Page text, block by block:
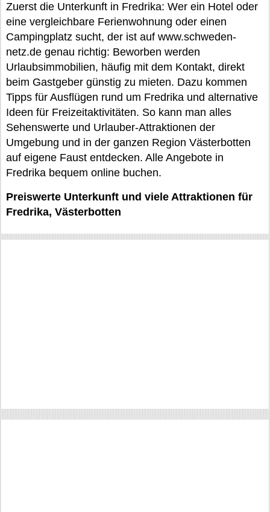
Zuerst die Unterkunft in Fredrika: Wer ein Hotel oder
eine vergleichbare Ferienwohnung oder einen
Campingplatz sucht, der ist auf www.schweden-
netz.de genau richtig: Beworben werden
Urlaubsimmobilien, häufig mit dem Kontakt, direkt
beim Gastgeber günstig zu mieten. Dazu kommen
Tipps für Ausflügen rund um Fredrika und alternative
Ideen für Freizeitaktivitäten. So kann man alles
Sehenswerte und Urlauber-Attraktionen der
Umgebung und in der ganzen Region Västerbotten
auf eigene Faust entdecken. Alle Angebote in
Fredrika bequem online buchen.
Preiswerte Unterkunft und viele Attraktionen für
Fredrika, Västerbotten